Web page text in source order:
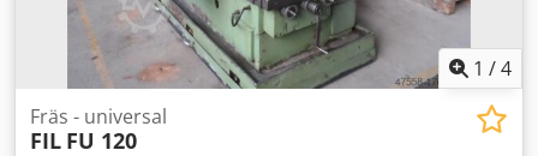
1 /4
Fräs - universal
FIL FU 120